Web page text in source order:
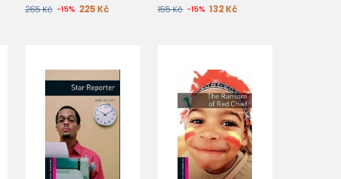
265 Kč -15% 225 Kč 155 Kč -15% 132 Kč